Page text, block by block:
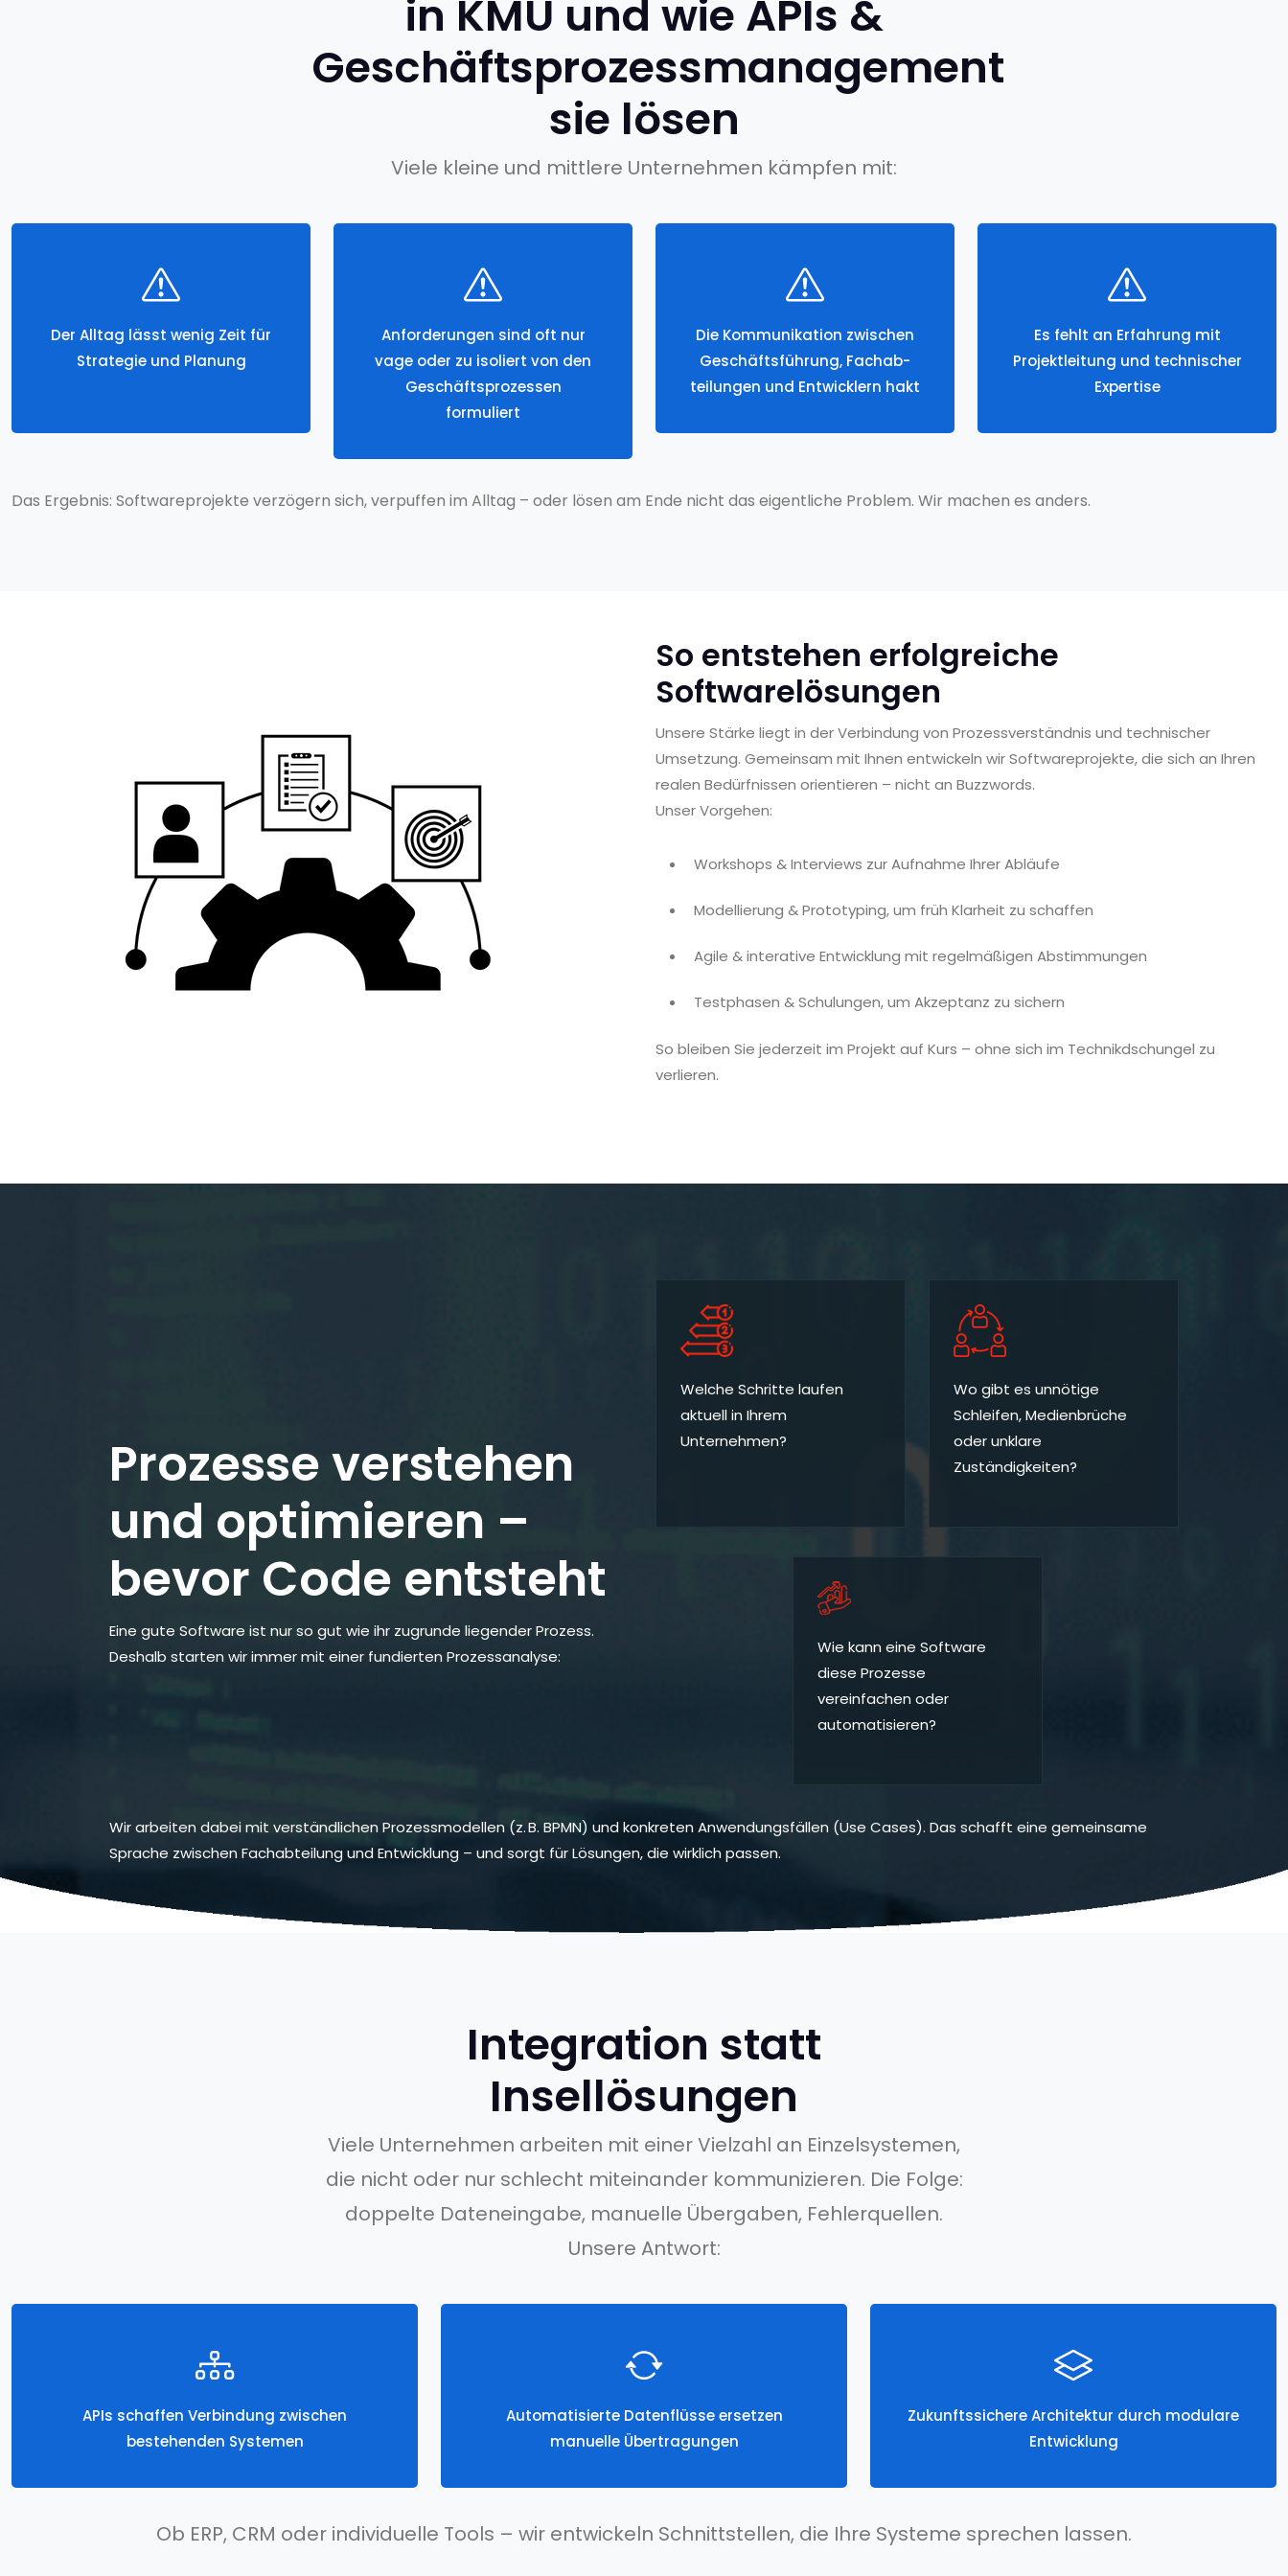
in KMU und wie APIs &
Geschäftsprozessmanagement
sie lösen
Viele kleine und mittlere Unternehmen kämpfen mit:
Der Alltag lässt wenig Zeit für
Strategie und Planung
Anforderungen sind oft nur
vage oder zu isoliert von den
Geschäftsprozessen
formuliert
Die Kommunikation zwischen
Geschäftsführung, Fachab-
teilungen und Entwicklern hakt
Es fehlt an Erfahrung mit
Projektleitung und technischer
Expertise
Das Ergebnis: Softwareprojekte verzögern sich, verpuffen im Alltag – oder lösen am Ende nicht das eigentliche Problem. Wir machen es anders.
So entstehen erfolgreiche
Softwarelösungen
Unsere Stärke liegt in der Verbindung von Prozessverständnis und technischer
Umsetzung. Gemeinsam mit Ihnen entwickeln wir Softwareprojekte, die sich an Ihren
realen Bedürfnissen orientieren – nicht an Buzzwords.
Unser Vorgehen:
Workshops & Interviews zur Aufnahme Ihrer Abläufe
Modellierung & Prototyping, um früh Klarheit zu schaffen
Agile & interative Entwicklung mit regelmäßigen Abstimmungen
Testphasen & Schulungen, um Akzeptanz zu sichern
So bleiben Sie jederzeit im Projekt auf Kurs – ohne sich im Technikdschungel zu
verlieren.
Prozesse verstehen
und optimieren –
bevor Code entsteht
Eine gute Software ist nur so gut wie ihr zugrunde liegender Prozess.
Deshalb starten wir immer mit einer fundierten Prozessanalyse:
Welche Schritte laufen
aktuell in Ihrem
Unternehmen?
Wo gibt es unnötige
Schleifen, Medienbrüche
oder unklare
Zuständigkeiten?
Wie kann eine Software
diese Prozesse
vereinfachen oder
automatisieren?
Wir arbeiten dabei mit verständlichen Prozessmodellen (z. B. BPMN) und konkreten Anwendungsfällen (Use Cases). Das schafft eine gemeinsame
Sprache zwischen Fachabteilung und Entwicklung – und sorgt für Lösungen, die wirklich passen.
Integration statt
Insellösungen
Viele Unternehmen arbeiten mit einer Vielzahl an Einzelsystemen,
die nicht oder nur schlecht miteinander kommunizieren. Die Folge:
doppelte Dateneingabe, manuelle Übergaben, Fehlerquellen.
Unsere Antwort:
APIs schaffen Verbindung zwischen
bestehenden Systemen
Automatisierte Datenflüsse ersetzen
manuelle Übertragungen
Zukunftssichere Architektur durch modulare
Entwicklung
Ob ERP, CRM oder individuelle Tools – wir entwickeln Schnittstellen, die Ihre Systeme sprechen lassen.